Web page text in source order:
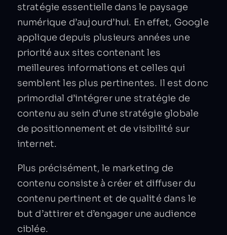
stratégie essentielle dans le paysage
numérique d’aujourd’hui. En effet, Google
applique depuis plusieurs années une
priorité aux sites contenant les
meilleures informations et celles qui
semblent les plus pertinentes. Il est donc
primordial d’intégrer une stratégie de
contenu au sein d’une stratégie globale
de positionnement et de visibilité sur
internet.
Plus précisément, le marketing de
contenu consiste à créer et diffuser du
contenu pertinent et de qualité dans le
but d’attirer et d’engager une audience
ciblée.